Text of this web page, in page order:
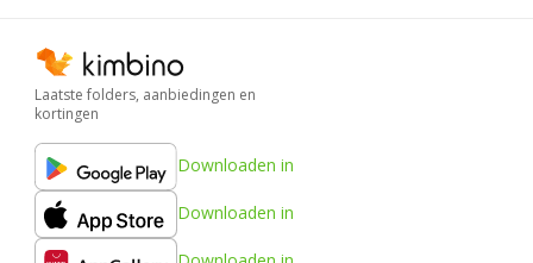
Laatste folders, aanbiedingen en
kortingen
Downloaden in
Downloaden in